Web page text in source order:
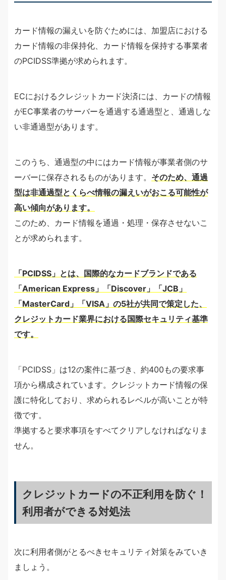
カード情報の漏えいを防ぐためには、加盟店における
カード情報の非保持化、カード情報を保持する事業者
のPCIDSS準拠が求められます。
ECにおけるクレジットカード決済には、カードの情報
がEC事業者のサーバーを通過する通過型と、通過しな
い非通過型があります。
このうち、通過型の中にはカード情報が事業者側のサ
ーバーに保存されるものがあります。 そのため、通過
型は非通過型とくらべ情報の漏えいがおこる可能性が
高い傾向があります。
このため、カード情報を通過・処理・保存させないこ
とが求められます。
「PCIDSS」とは、国際的なカードブランドである
「American Express」「Discover」「JCB」
「MasterCard」「VISA」の5社が共同で策定した、
クレジットカード業界における国際セキュリティ基準
です。
「PCIDSS」は12の案件に基づき、約400もの要求事
項から構成されています。クレジットカード情報の保
護に特化しており、求められるレベルが高いことが特
徴です。
準拠すると要求事項をすべてクリアしなければなりま
せん。
クレジットカードの不正利用を防ぐ！
利用者ができる対処法
次に利用者側がとるべきセキュリティ対策をみていき
ましょう。